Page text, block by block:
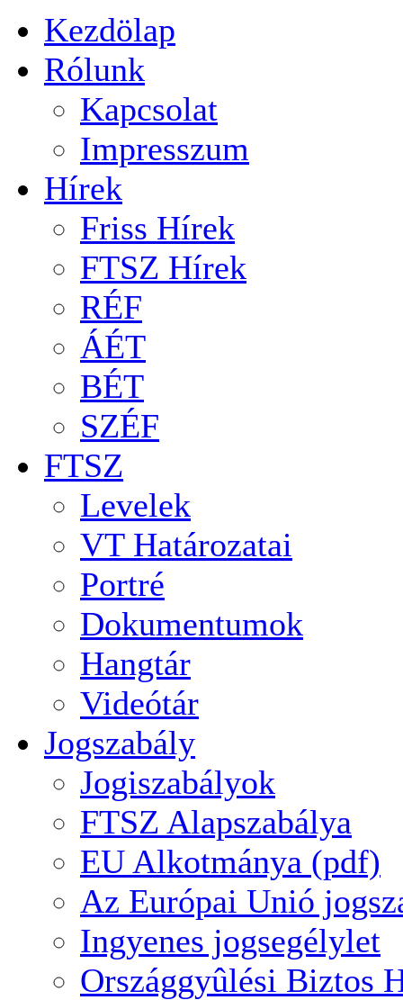
Kezdölap
Rólunk
Kapcsolat
Impresszum
Hírek
Friss Hírek
FTSZ Hírek
RÉF
ÁÉT
BÉT
SZÉF
FTSZ
Levelek
VT Határozatai
Portré
Dokumentumok
Hangtár
Videótár
Jogszabály
Jogiszabályok
FTSZ Alapszabálya
EU Alkotmánya (pdf)
Az Európai Unió
Ingyenes jogsegélylet
Országgyûlési Biztos